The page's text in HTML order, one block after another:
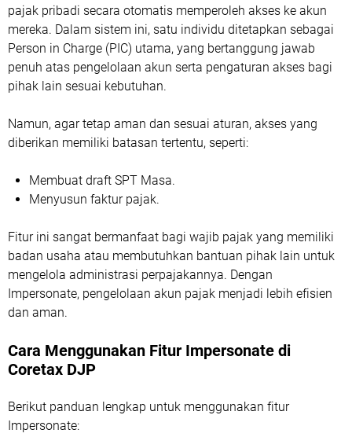
pajak pribadi secara otomatis memperoleh akses ke akun
mereka. Dalam sistem ini, satu individu ditetapkan sebagai
Person in Charge (PIC) utama, yang bertanggung jawab
penuh atas pengelolaan akun serta pengaturan akses bagi
pihak lain sesuai kebutuhan.
Namun, agar tetap aman dan sesuai aturan, akses yang
diberikan memiliki batasan tertentu, seperti:
Membuat draft SPT Masa.
Menyusun faktur pajak.
Fitur ini sangat bermanfaat bagi wajib pajak yang memiliki
badan usaha atau membutuhkan bantuan pihak lain untuk
mengelola administrasi perpajakannya. Dengan
Impersonate, pengelolaan akun pajak menjadi lebih efisien
dan aman.
Cara Menggunakan Fitur Impersonate di
Coretax DJP
Berikut panduan lengkap untuk menggunakan fitur
Impersonate: